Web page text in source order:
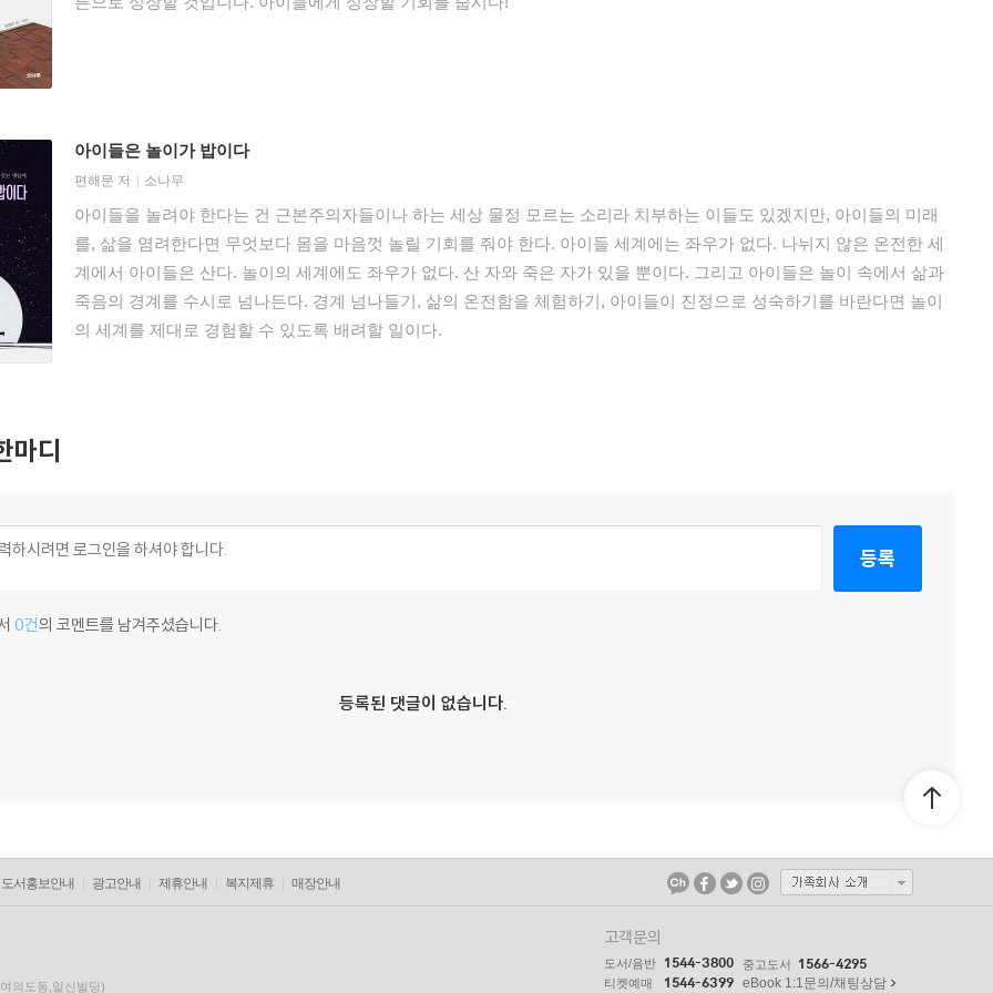
아이들은 놀이가 밥이다
편해문 저 소나무
아이들을 놀려야 한다는 건 근본주의자들이나 하는 세상 물정 모르는 소리라 치부하는 이들도 있겠지만, 아이들의 미래
를, 삶을 염려한다면 무엇보다 몸을 마음껏 놀릴 기회를 줘야 한다. 아이들 세계에는 좌우가 없다. 나뉘지 않은 온전한 세
계에서 아이들은 산다. 놀이의 세계에도 좌우가 없다. 산 자와 죽은 자가 있을 뿐이다. 그리고 아이들은 놀이 속에서 삶과
죽음의 경계를 수시로 넘나든다. 경계 넘나들기, 삶의 온전함을 체험하기, 아이들이 진정으로 성숙하기를 바란다면 놀이
의 세계를 제대로 경험할 수 있도록 배려할 일이다.
마디
등록
0건의 코멘트를 남겨주셨습니다.
등록된 댓글이 없습니다.
도서홍보안내 광고안내 제휴안내 복지제휴 매장안내
의도동,일신빌딩)
고객문의
도서/음반 1544-3800 중고도서 1566-4295
티켓예매 1544-6399 eBook 1:1문의/채팅상담